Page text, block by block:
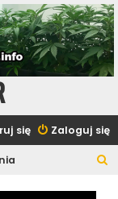
Zaloguj się
się